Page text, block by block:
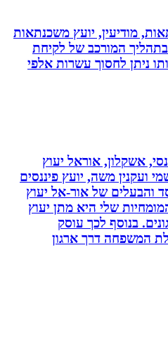
מודיעין, יועץ משכנתאות
המורכב של לקיחת
לחסוך עשרות אלפי
אשקלון, אוראל יעוץ
משה, יועץ פיננסים
של אור-אל יעוץ
שלי היא מתן יעוץ
בנוסף לכך עוסק
דרך ארגון